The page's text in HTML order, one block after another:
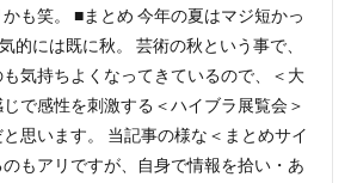
も笑。 ■まとめ 今年の夏はマジ短かっ
的には既に秋。 芸術の秋という事で、
気持ちよくなってきているので、＜大
で感性を刺激する＜ハイブラ展覧会＞
思います。 当記事の様な＜まとめサイ
のもアリですが、自身で情報を拾い・あ